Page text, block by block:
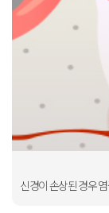
신경이 손상된 경우